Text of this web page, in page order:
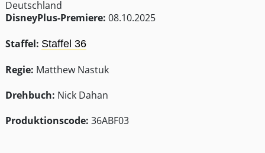
DisneyPlus-Premiere: 08.10.2025
Staffel: Staffel 36
Regie: Matthew Nastuk
Drehbuch: Nick Dahan
Produktionscode: 36ABF03